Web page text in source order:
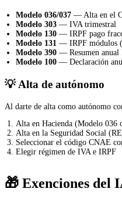
Modelo 036/037 — Alta en el
Modelo 303 — IVA trimestral
Modelo 130 — IRPF pago
Modelo 131 — IRPF módulos
Modelo 390 — Resumen anual
Modelo 100 — Declaración
💡 Alta de autónomo
Al darte de alta como autónomo
Alta en Hacienda (Modelo 036
Alta en la Seguridad Social
Seleccionar el código CNAE
Elegir régimen de IVA e IRPF
🎁 Exenciones del